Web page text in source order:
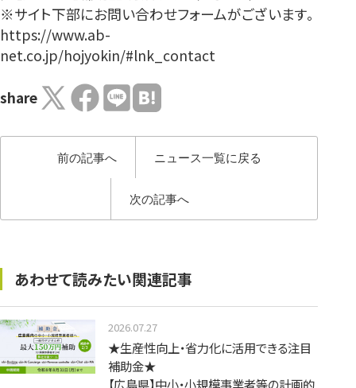
※サイト下部にお問い合わせフォームがございます。
https://www.ab-
net.co.jp/hojyokin/#lnk_contact
share
前の記事へ ニュース一覧に戻る
次の記事へ
あわせて読みたい関連記事
2026.07.27
★生産性向上・省力化に活用できる注目
補助金★
【広島県】中小・小規模事業者等の計画的